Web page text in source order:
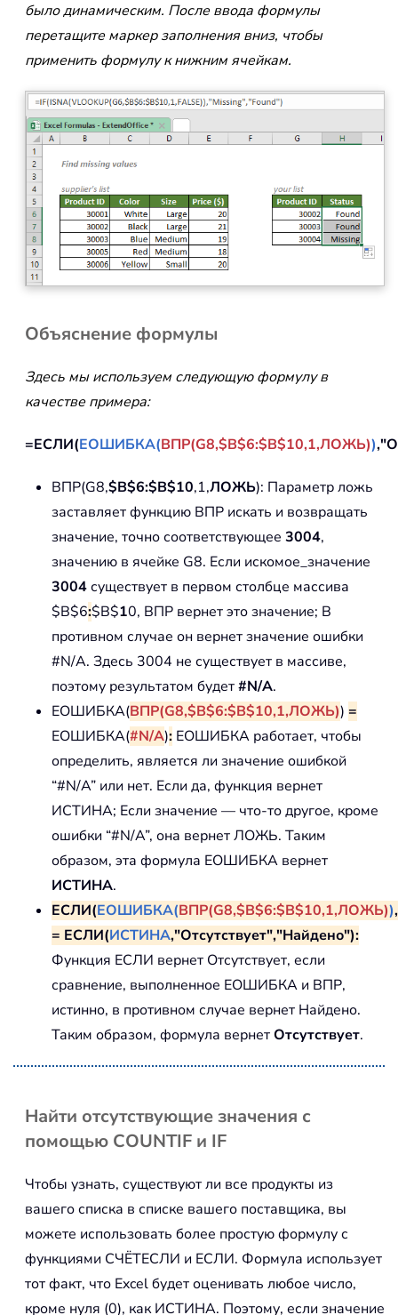
было динамическим. После ввода формулы
перетащите маркер заполнения вниз, чтобы
применить формулу к нижним ячейкам.
Объяснение формулы
Здесь мы используем следующую формулу в
качестве примера:
=ЕСЛИ(ЕОШИБКА(ВПР(G8,$B$6:$B$10,1,ЛОЖЬ))
ВПР(G8,$B$6:$B$10,1,ЛОЖЬ): Параметр ложь
заставляет функцию ВПР искать и возвращать
значение, точно соответствующее 3004,
значению в ячейке G8. Если искомое_значение
3004существует в первом столбце массива
$B$6:$B$10, ВПР вернет это значение; В
противном случае он вернет значение ошибки
#N/A. Здесь 3004 не существует в массиве,
поэтому результатом будет#N/A.
ЕОШИБКА(ВПР(G8,$B$6:$B$10,1,ЛОЖЬ)) =
ЕОШИБКА(#N/A): ЕОШИБКА работает, чтобы
определить, является ли значение ошибкой
“#N/A” или нет. Если да, функция вернет
ИСТИНА; Если значение — что-то другое, кроме
ошибки “#N/A”, она вернет ЛОЖЬ. Таким
образом, эта формула ЕОШИБКА вернет
ИСТИНА.
ЕСЛИ(ЕОШИБКА(ВПР(G8,$B$6:$B$10,1,ЛОЖЬ))
= ЕСЛИ(ИСТИНА,"Отсутствует","Найдено"):
Функция ЕСЛИ вернет Отсутствует, если
сравнение, выполненное ЕОШИБКА и ВПР,
истинно, в противном случае вернет Найдено.
Таким образом, формула вернетОтсутствует.
Найти отсутствующие значения с
помощью COUNTIF и IF
Чтобы узнать, существуют ли все продукты из
вашего списка в списке вашего поставщика, вы
можете использовать более простую формулу с
функциями СЧЁТЕСЛИ и ЕСЛИ. Формула использует
тот факт, что Excel будет оценивать любое число,
кроме нуля (0), как ИСТИНА. Поэтому, если значение